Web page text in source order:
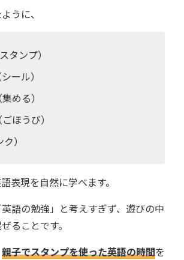
うに、
タンプ）
ール）
める）
ほうび）
）
表現を自然に学べます。
語の勉強」と考えすぎず、遊びの中
ることです。
親子でスタンプを使った英語の時間を